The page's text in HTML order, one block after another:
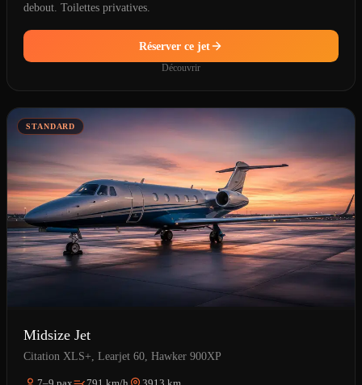
debout. Toilettes privatives.
Réserver ce jet
Découvrir
STANDARD
Midsize Jet
Citation XLS+, Learjet 60, Hawker 900XP